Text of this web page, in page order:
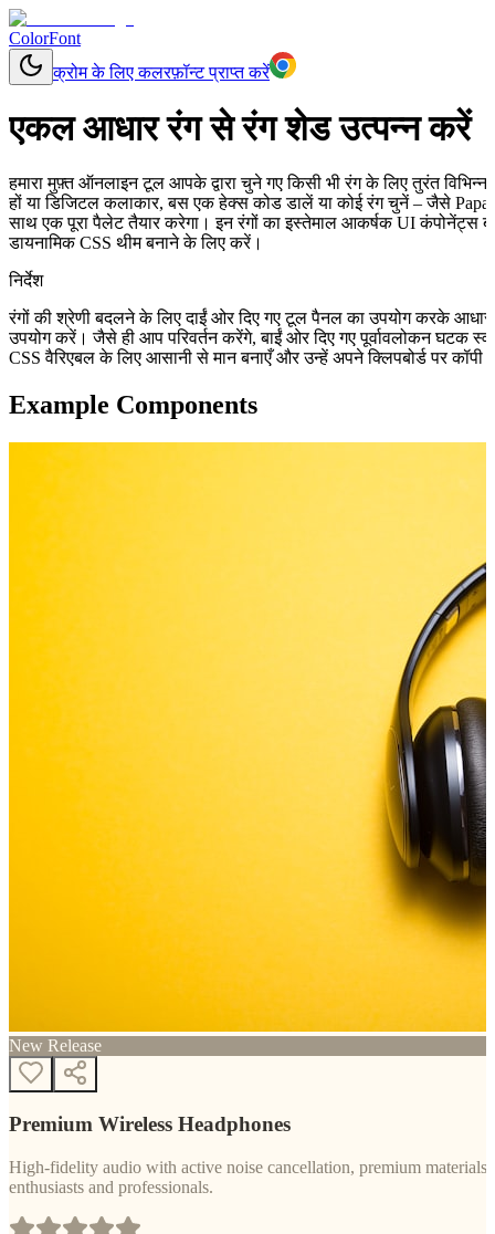
ColorFont
क्रोम के लिए कलरफ़ॉन्ट प्राप्त करें
एकल आधार रंग से रंग शेड उत्पन्न करें
हमारा मुफ़्त ऑनलाइन टूल आपके द्वारा चुने गए किसी भी रंग के लिए तुरंत
हों या डिजिटल कलाकार, बस एक हेक्स कोड डालें या कोई रंग चुनें – जैसे
साथ एक पूरा पैलेट तैयार करेगा। इन रंगों का इस्तेमाल आकर्षक UI कंपोनेंट्स
डायनामिक CSS थीम बनाने के लिए करें।
निर्देश
रंगों की श्रेणी बदलने के लिए दाईं ओर दिए गए टूल पैनल का उपयोग करके
उपयोग करें। जैसे ही आप परिवर्तन करेंगे, बाईं ओर दिए गए पूर्वावलोकन घटक
CSS वैरिएबल के लिए आसानी से मान बनाएँ और उन्हें अपने क्लिपबोर्ड पर कॉपी
Example Components
New Release
Premium Wireless Headphones
High-fidelity audio with active noise cancellation, premium
enthusiasts and professionals.